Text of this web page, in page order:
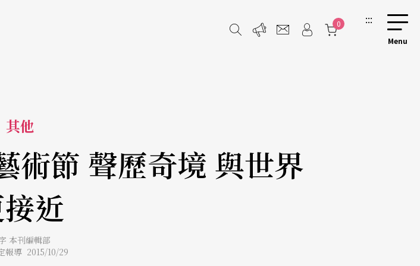
0 :::
其他
術節 聲歷奇境 與世界
近
本刊編輯部
報導 2015/10/29